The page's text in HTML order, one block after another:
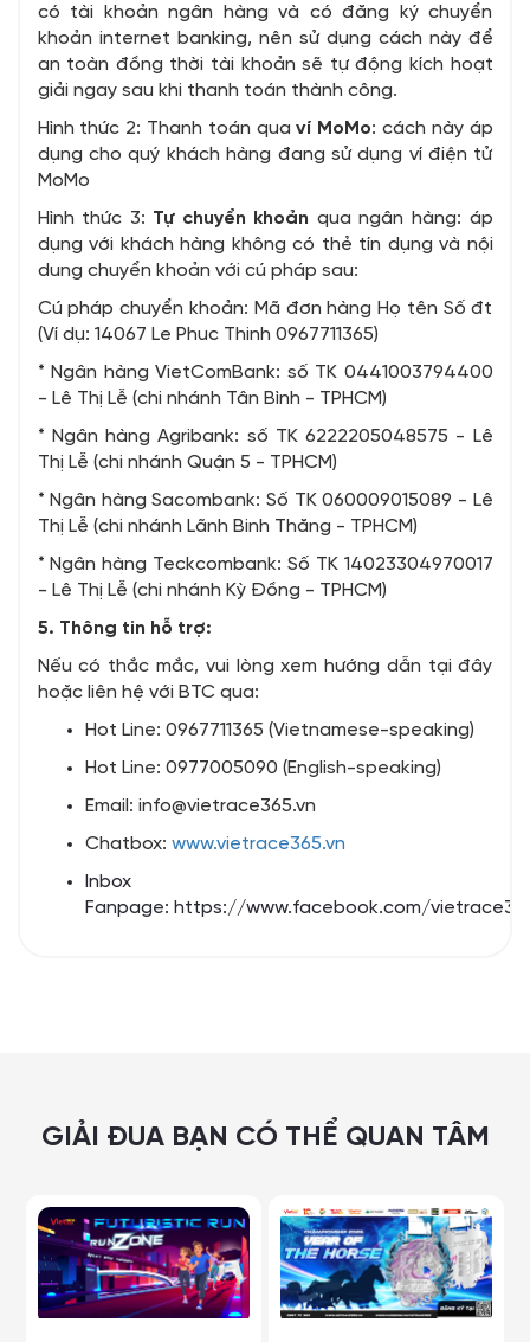
có tài khoản ngân hàng và có đăng ký chuyển
khoản internet banking, nên sử dụng cách này để
an toàn đồng thời tài khoản sẽ tự động kích hoạt
giải ngay sau khi thanh toán thành công.
Hình thức 2: Thanh toán quaví MoMo: cách này áp
dụng cho quý khách hàng đang sử dụng ví điện tử
MoMo
Hình thức 3: Tự chuyển khoản qua ngân hàng: áp
dụng với khách hàng không có thẻ tín dụng và nội
dung chuyển khoản với cú pháp sau:
Cú pháp chuyển khoản: Mã đơn hàng Họ tên Số đt
(Ví dụ: 14067 Le Phuc Thinh 0967711365)
* Ngân hàng VietComBank: số TK 0441003794400
- Lê Thị Lễ (chi nhánh Tân Bình - TPHCM)
* Ngân hàng Agribank: số TK 6222205048575 - Lê
Thị Lễ (chi nhánh Quận 5 - TPHCM)
* Ngân hàng Sacombank: Số TK 060009015089 - Lê
Thị Lễ (chi nhánh Lãnh Binh Thăng - TPHCM)
* Ngân hàng Teckcombank: Số TK 14023304970017
- Lê Thị Lễ (chi nhánh Kỳ Đồng - TPHCM)
5. Thông tin hỗ trợ:
Nếu có thắc mắc, vui lòng xem hướng dẫn tại đây
hoặc liên hệ với BTC qua:
Hot Line: 0967711365 (Vietnamese-speaking)
Hot Line: 0977005090 (English-speaking)
Email: info@vietrace365.vn
Chatbox: www.vietrace365.vn
Inbox
Fanpage: https://www.facebook.com/
GIẢI ĐUA BẠN CÓ THỂ QUAN TÂM